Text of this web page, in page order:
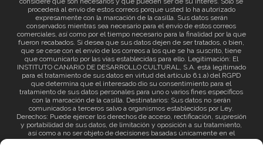
procederá al envío de estos correos porque usted lo ha autorizado
expresamente con la marcación de la casilla. Sus datos serán
conservados mientras sea necesario para el envío de estos correos
comerciales, así como por el tiempo necesario para la finalidad por la que
fueron recabados. Si desea que sus datos dejen de ser tratados, o bien,
que se cese con el envío de los correos a los que se ha suscrito, tiene
que comunicarlo por las vías establecidas para ello. Legitimación: El
INSTITUTO CANARIO DE DESARROLLO CULTURAL, S.A. está legitimado
para el tratamiento de sus datos en virtud del artículo 6.1.a) del RGPD
que determina que el interesado dio su consentimiento para el
tratamiento de sus datos personales para uno o varios fines específicos
con la marcación de la casilla. Destinatarios: Sus datos no serán
comunicados a terceros salvo a organismos establecidos por Ley.
Derechos: Puede ejercer los derechos de acceso, rectificación, supresión
y portabilidad de sus datos, de limitación y oposición a su tratamiento,
así como a no ser objeto de decisiones basadas únicamente en el
tratamiento automatizado de sus datos y revocar el consentimiento